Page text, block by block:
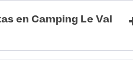
en Camping Le Val